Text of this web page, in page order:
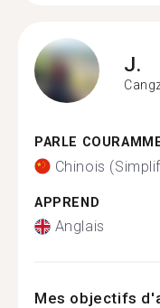
J.
PARLE
Chinois
APPREND
Anglais
Mes objectifs